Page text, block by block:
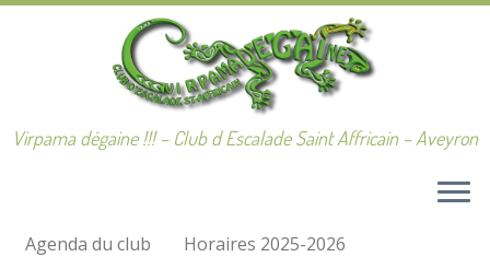
Passer
Virpama dégaine !!! – Club d Escalade Saint Affricain – Aveyron
Agenda du club
Horaires 2025-2026